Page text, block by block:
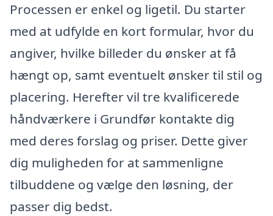
Processen er enkel og ligetil. Du starter
med at udfylde en kort formular, hvor du
angiver, hvilke billeder du ønsker at få
hængt op, samt eventuelt ønsker til stil og
placering. Herefter vil tre kvalificerede
håndværkere i Grundfør kontakte dig
med deres forslag og priser. Dette giver
dig muligheden for at sammenligne
tilbuddene og vælge den løsning, der
passer dig bedst.